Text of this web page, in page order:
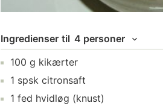
Ingredienser til 4 personer
100 g kikærter
1 spsk citronsaft
1 fed hvidløg (knust)